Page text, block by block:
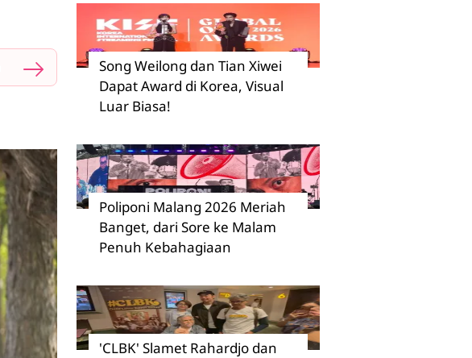
Song Weilong dan Tian Xiwei
Dapat Award di Korea, Visual
Luar Biasa!
Poliponi Malang 2026 Meriah
Banget, dari Sore ke Malam
Penuh Kebahagiaan
'CLBK' Slamet Rahardjo dan